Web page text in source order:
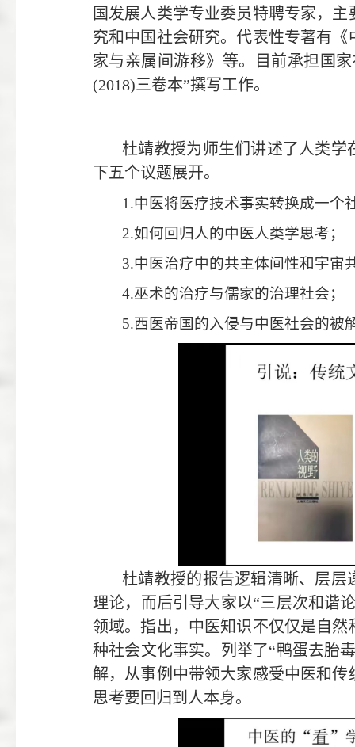
国发展人类学专业委员特聘专家，
究和中国社会研究。代表性专著有
家与亲属间游移》等。目前承担国
(2018)三卷本”撰写工作。
杜靖教授为师生们讲述了人类
下五个议题展开。
1.中医将医疗技术事实转换成一个
2.如何回归人的中医人类学思考；
3.中医治疗中的共主体间性和宇宙
4.巫术的治疗与儒家的治理社会；
5.西医帝国的入侵与中医社会的被
杜靖教授的报告逻辑清晰、层
理论，而后引导大家以“三层次和谐
领域。指出，中医知识不仅仅是自
种社会文化事实。列举了“鸭蛋去胎
解，从事例中带领大家感受中医和
思考要回归到人本身。